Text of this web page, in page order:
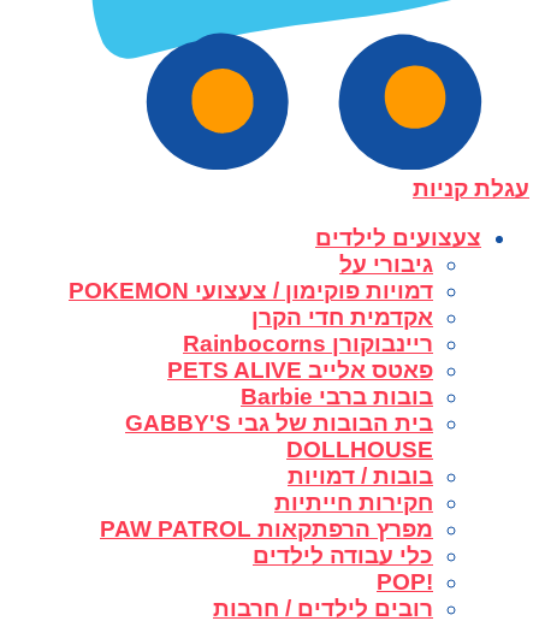
עגלת קניות
צעצועים לילדים
גיבורי על
דמויות פוקימון / צעצועי POKEMON
אקדמית חדי הקרן
ריינבוקורן Rainbocorns
פאטס אלייב PETS ALIVE
בובות ברבי Barbie
בית הבובות של גבי GABBY'S
DOLLHOUSE
בובות / דמויות
חקירות חייתיות
מפרץ הרפתקאות PAW PATROL
כלי עבודה לילדים
!POP
רובים לילדים / חרבות